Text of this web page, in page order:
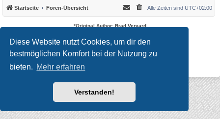
Diese Website nutzt Cookies, um dir den
bestmöglichen Komfort bei der Nutzung zu
bieten. Mehr erfahren
Verstanden!
Startseite Foren-Übersicht Alle Zeiten sind UTC+02:00
*Original Author: Brad Veryard
Powered byphpBB® Forum Software © phpBB Limited
Deutsche Übersetzung durchphpBB.de